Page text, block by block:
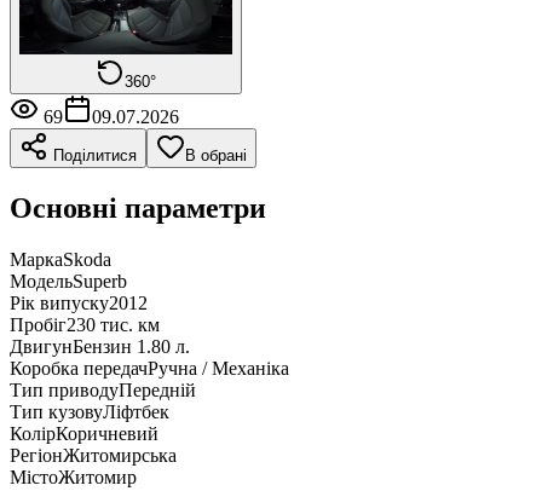
360°
69 09.07.2026
Поділитися В обрані
Основні параметри
МаркаSkoda
МодельSuperb
Рік випуску2012
Пробіг230 тис. км
ДвигунБензин 1.80 л.
Коробка передачРучна / Механіка
Тип приводуПередній
Тип кузовуЛіфтбек
КолірКоричневий
РегіонЖитомирська
МістоЖитомир